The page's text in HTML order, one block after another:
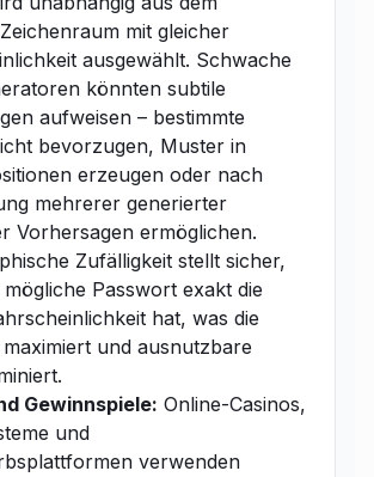
mit gleicher
ausgewählt. Schwache
könnten subtile
aufweisen – bestimmte
bevorzugen, Muster in
erzeugen oder nach
mehrerer generierter
Vorhersagen ermöglichen.
Zufälligkeit stellt sicher,
mögliche Passwort exakt die
hat, was die
und ausnutzbare
Gewinnspiele: Online-Casinos,
und
verwenden